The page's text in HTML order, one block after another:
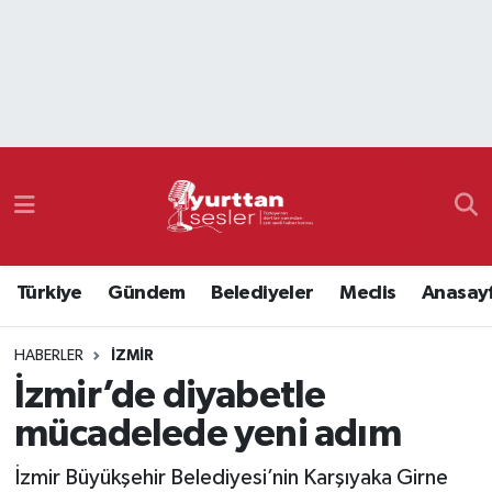
Türkiye Gündem Belediyeler Meclis
HABERLER İZMIR
İzmir’de diyabetle
mücadelede yeni adım
İzmir Büyükşehir Belediyesi’nin Karşıyaka Girne
Namaz Vakitleri
Süper Lig Puan Durumu ve Fikstür
Tüm Manşetler
Son Dakika Haberleri
Haber Arşivi